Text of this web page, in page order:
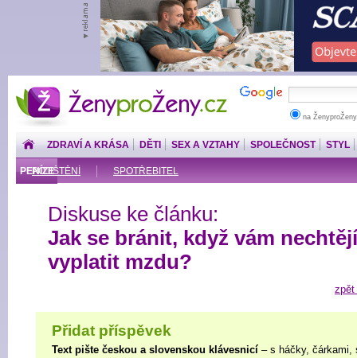
ŽenyproŽeny.cz
na
ZDRAVÍ A KRÁSA DĚTI SEX A VZTAHY SPOLEČNOST STYL
PENÍZE
POJIŠTĚNÍ SPOTŘEBITEL
Diskuse ke článku:
Jak se bránit, když vám nechtějí
vyplatit mzdu?
zpět
Přidat příspěvek
Text pište českou a slovenskou klávesnicí – s háčky, čárkami,